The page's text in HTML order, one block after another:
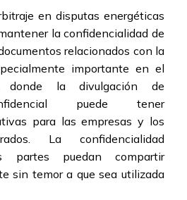
en disputas energéticas
la confidencialidad de
relacionados con la
importante en el
donde la divulgación de
puede tener
para las empresas y los
La confidencialidad
partes puedan compartir
sin temor a que sea utilizada